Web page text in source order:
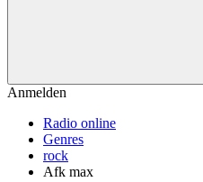
Anmelden
Radio online
Genres
rock
Afk max